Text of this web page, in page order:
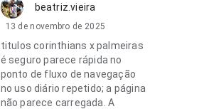
beatriz.vieira
13 de novembro de 2025
titulos corinthians x palmeiras
é seguro parece rápida no
ponto de fluxo de navegação
no uso diário repetido; a página
não parece carregada. A